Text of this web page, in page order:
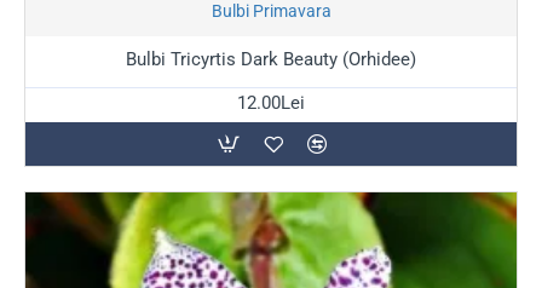
Bulbi Primavara
Bulbi Tricyrtis Dark Beauty (Orhidee)
12.00Lei